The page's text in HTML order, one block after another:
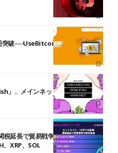
突破──UseBitcoin、わずか1年半
」、メインネット公開
延長で貿易戦争の懸念後退【仮
、XRP、SOL